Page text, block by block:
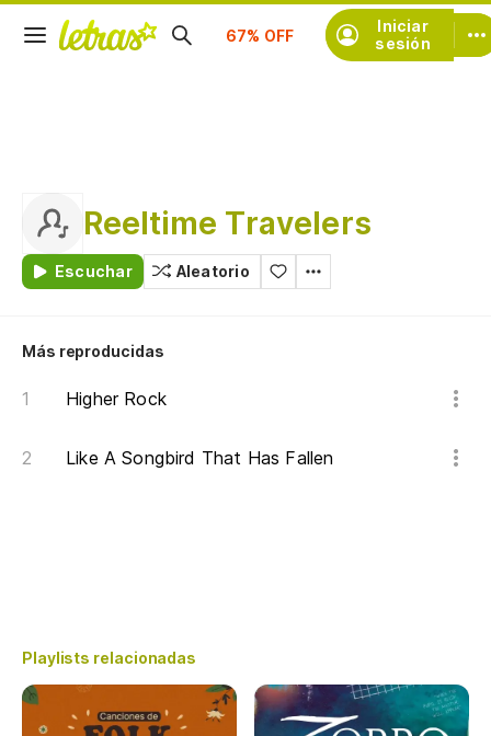
Iniciar
sesión
Suscríbete
Reeltime Travelers
Escuchar Aleatorio
Más reproducidas
Higher Rock
Like A Songbird That Has Fallen
Playlists relacionadas